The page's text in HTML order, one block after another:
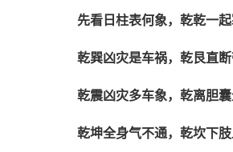
先看日柱表何象，乾乾一起
乾巽凶灾是车祸，乾艮直断
乾震凶灾多车象，乾离胆囊
乾坤全身气不通，乾坎下肢